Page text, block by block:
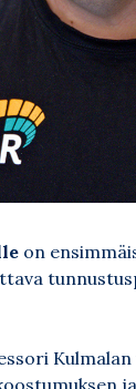
on